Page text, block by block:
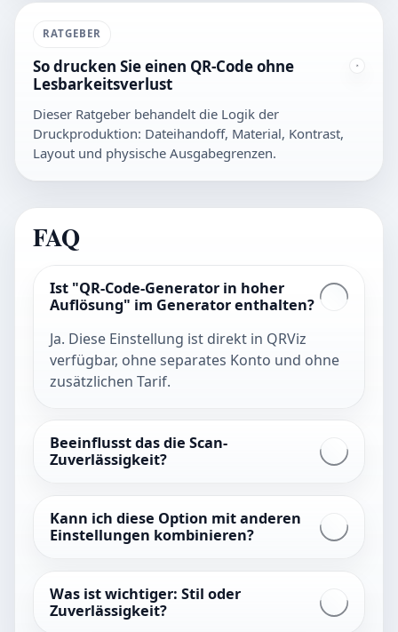
RATGEBER
So drucken Sie einen QR-Code ohne
Lesbarkeitsverlust
Dieser Ratgeber behandelt die Logik der
Druckproduktion: Dateihandoff, Material, Kontrast,
Layout und physische Ausgabegrenzen.
FAQ
Ist "QR-Code-Generator in hoher
Auflösung" im Generator enthalten?
Ja. Diese Einstellung ist direkt in QRViz
verfügbar, ohne separates Konto und ohne
zusätzlichen Tarif.
Beeinflusst das die Scan-
Zuverlässigkeit?
Kann ich diese Option mit anderen
Einstellungen kombinieren?
Was ist wichtiger: Stil oder
Zuverlässigkeit?